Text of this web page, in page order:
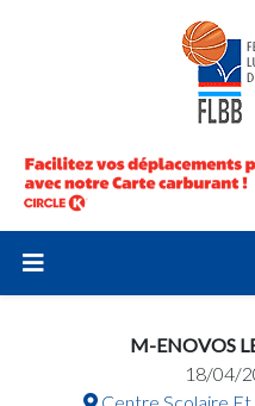
M-ENOVOS
18/04/
Centre Scolaire Et